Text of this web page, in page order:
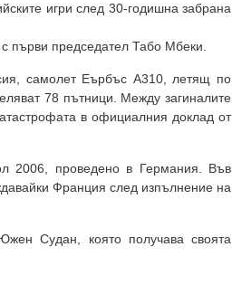
игри след 30-годишна забрана
първи председател Табо Мбеки.
самолет Еърбъс А310, летящ по
78 пътници. Между загиналите
в официалния доклад от
2006, проведено в Германия. Във
Франция след изпълнение на
Судан, която получава своята